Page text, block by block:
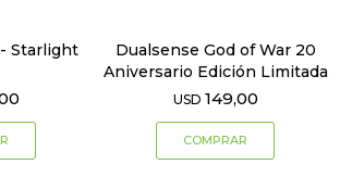
Starlight
Dualsense God of War 20
Aniversario Edición Limitada
USD 149,00